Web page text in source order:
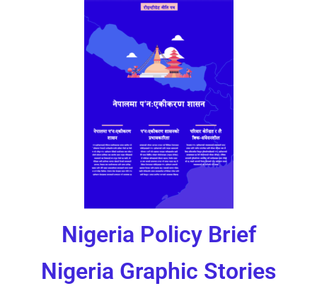
Nigeria Policy Brief
Nigeria Graphic Stories